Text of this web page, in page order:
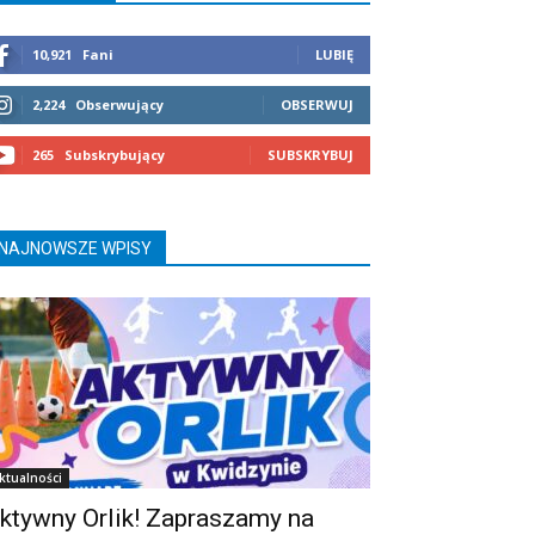
10,921 Fani LUBIĘ
2,224 Obserwujący OBSERWUJ
265 Subskrybujący SUBSKRYBUJ
WPISY
Orlik! Zapraszamy na